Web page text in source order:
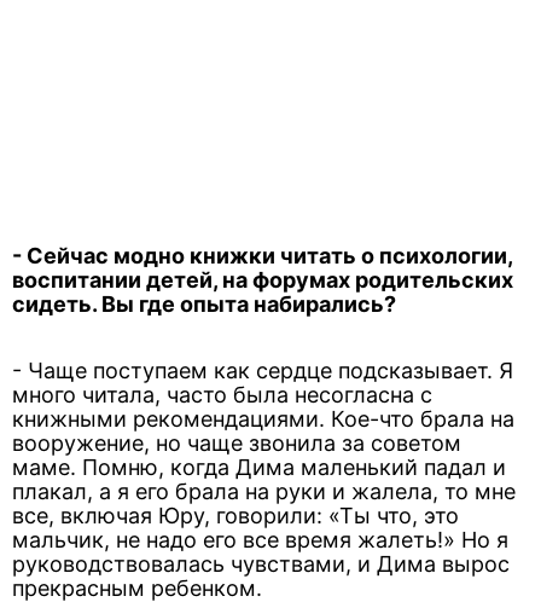
- Сейчас модно книжки читать о психологии,
воспитании детей, на форумах родительских
сидеть. Вы где опыта набирались?
- Чаще поступаем как сердце подсказывает. Я
много читала, часто была несогласна с
книжными рекомендациями. Кое-что брала на
вооружение, но чаще звонила за советом
маме. Помню, когда Дима маленький падал и
плакал, а я его брала на руки и жалела, то мне
все, включая Юру, говорили: «Ты что, это
мальчик, не надо его все время жалеть!» Но я
руководствовалась чувствами, и Дима вырос
прекрасным ребенком.